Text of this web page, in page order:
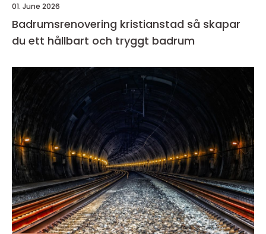
01. June 2026
Badrumsrenovering kristianstad så skapar
du ett hållbart och tryggt badrum